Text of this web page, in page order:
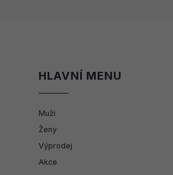
HLAVNÍ MENU
Muži
Ženy
Výprodej
Akce